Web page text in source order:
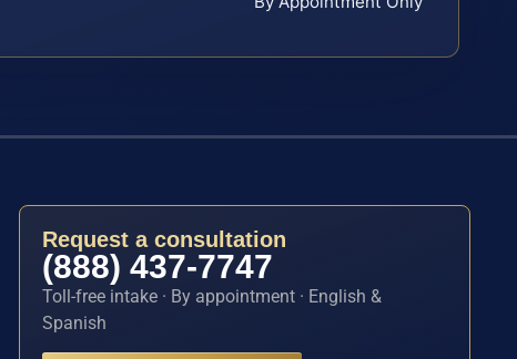
Request a consultation
(888) 437-7747
Toll-free intake · By appointment · English &
Spanish